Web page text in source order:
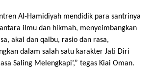
Al-Hamidiyah mendidik para santrinya
ilmu dan hikmah, menyeimbangkan
akal dan qalbu, rasio dan rasa,
dalam salah satu karakter Jati Diri
Saling Melengkapi’,” tegas Kiai Oman.